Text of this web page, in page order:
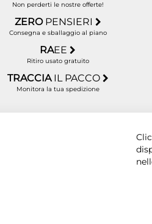
Non perderti le nostre offerte!
ZERO PENSIERI
Consegna e sballaggio al piano
RAEE
Ritiro usato gratuito
TRACCIA IL PACCO
Monitora la tua spedizione